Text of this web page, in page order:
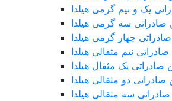
یک و نیم گرمی هیلدا
صادراتی سه گرمی هیلدا
چهار گرمی هیلدا
نیم مثقالی هیلدا
صادراتی یک مثقال هیلدا
دو مثقالی هیلدا
سه مثقالی هیلدا